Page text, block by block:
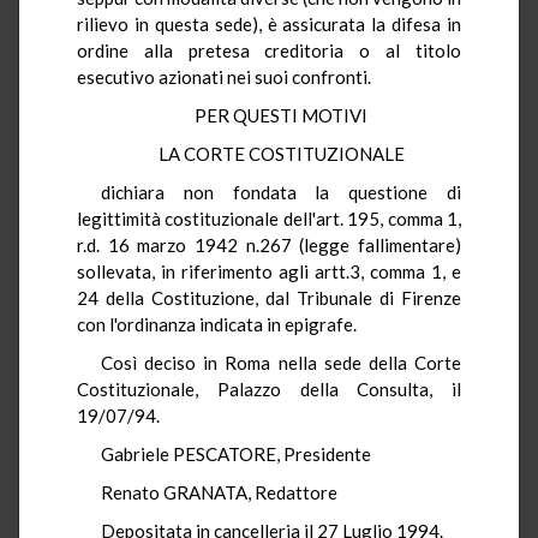
rilievo in questa sede), è assicurata la difesa in
ordine alla pretesa creditoria o al titolo
esecutivo azionati nei suoi confronti.
PER QUESTI MOTIVI
LA CORTE COSTITUZIONALE
dichiara non fondata la questione di
legittimità costituzionale dell'art. 195, comma 1,
r.d. 16 marzo 1942 n.267 (legge fallimentare)
sollevata, in riferimento agli artt.3, comma 1, e
24 della Costituzione, dal Tribunale di Firenze
con l'ordinanza indicata in epigrafe.
Così deciso in Roma nella sede della Corte
Costituzionale, Palazzo della Consulta, il
19/07/94.
Gabriele PESCATORE, Presidente
Renato GRANATA, Redattore
Depositata in cancelleria il 27 Luglio 1994.